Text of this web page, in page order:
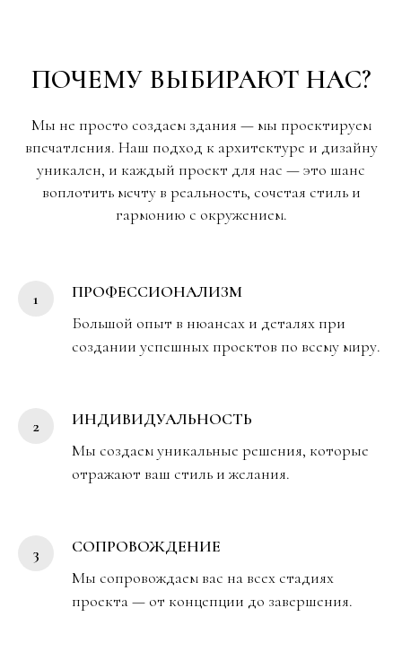
ПОЧЕМУ ВЫБИРАЮТ НАС?
Мы не просто создаем здания — мы проектируем
впечатления. Наш подход к архитектуре и дизайну
уникален, и каждый проект для нас — это шанс
воплотить мечту в реальность, сочетая стиль и
гармонию с окружением.
ПРОФЕССИОНАЛИЗМ
Большой опыт в нюансах и деталях при
создании успешных проектов по всему миру.
ИНДИВИДУАЛЬНОСТЬ
Мы создаем уникальные решения, которые
отражают ваш стиль и желания.
СОПРОВОЖДЕНИЕ
Мы сопровождаем вас на всех стадиях
проекта — от концепции до завершения.